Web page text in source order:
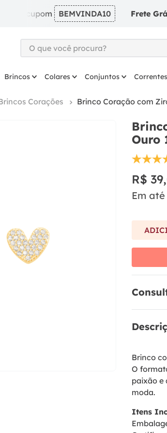
BEMVINDA10 Frete Grátis
O que você procura?
2º
solitário
10º riviera
Brincos Colares Conjuntos Correntes
Corações Brinco Coração com
Ouro
R$ 39,
Em até
Brinco
O
paixão e
moda.
Itens